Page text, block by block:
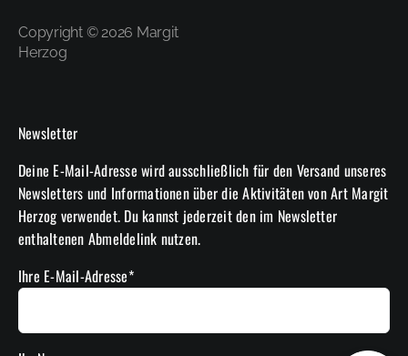
Copyright © 2026 Margit
Herzog
Newsletter
Deine E-Mail-Adresse wird ausschließlich für den Versand unseres
Newsletters und Informationen über die Aktivitäten von Art Margit
Herzog verwendet. Du kannst jederzeit den im Newsletter
enthaltenen Abmeldelink nutzen.
Ihre E-Mail-Adresse*